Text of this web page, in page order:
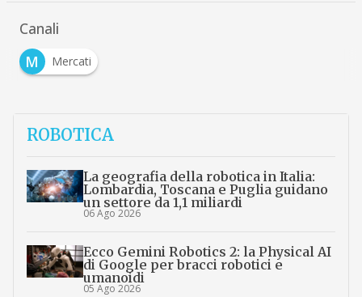
Canali
M
Mercati
ROBOTICA
La geografia della robotica in Italia:
Lombardia, Toscana e Puglia guidano
un settore da 1,1 miliardi
06 Ago 2026
Ecco Gemini Robotics 2: la Physical AI
di Google per bracci robotici e
umanoidi
05 Ago 2026